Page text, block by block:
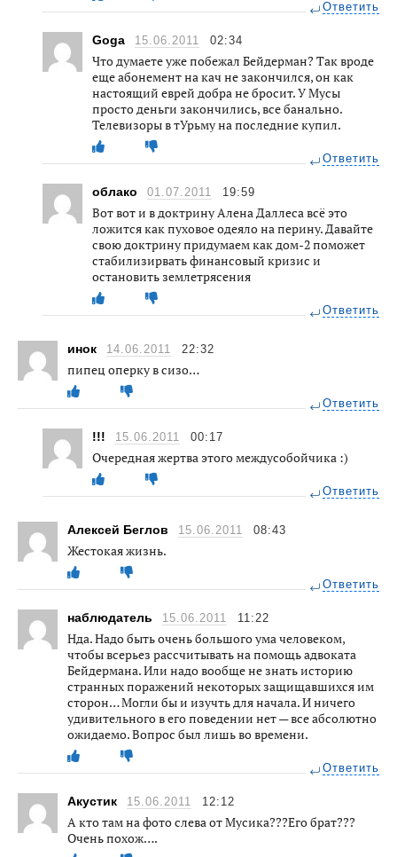
Ответить
Goga 15.06.2011 02:34
Что думаете уже побежал Бейдерман? Так вроде
еще абонемент на кач не закончился, он как
настоящий еврей добра не бросит. У Мусы
просто деньги закончились, все банально.
Телевизоры в тУрьму на последние купил.
Ответить
облако 01.07.2011 19:59
Вот вот и в доктрину Алена Даллеса всё это
ложится как пуховое одеяло на перину. Давайте
свою доктрину придумаем как дом-2 поможет
стабилизирвать финансовый кризис и
остановить землетрясения
Ответить
инок 14.06.2011 22:32
пипец оперку в сизо…
Ответить
!!! 15.06.2011 00:17
Очередная жертва этого междусобойчика :)
Ответить
Алексей Беглов 15.06.2011 08:43
Жестокая жизнь.
Ответить
наблюдатель 15.06.2011 11:22
Нда. Надо быть очень большого ума человеком,
чтобы всерьез рассчитывать на помощь адвоката
Бейдермана. Или надо вообще не знать историю
странных поражений некоторых защищавшихся им
сторон… Могли бы и изучть для начала. И ничего
удивительного в его поведении нет — все абсолютно
ожидаемо. Вопрос был лишь во времени.
Ответить
Акустик 15.06.2011 12:12
А кто там на фото слева от Мусика???Его брат???
Очень похож….